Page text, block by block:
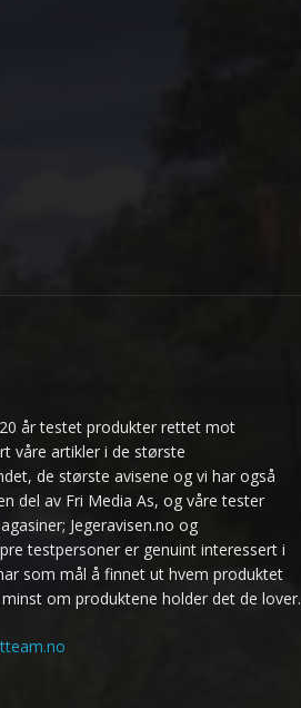
år testet produkter rettet mot
våre artikler i de største
de største avisene og vi har også
del av Fri Media As, og våre tester
Jegeravisen.no og
testpersoner er genuint interessert i
som mål å finnet ut hvem produktet
om produktene holder det de lover.